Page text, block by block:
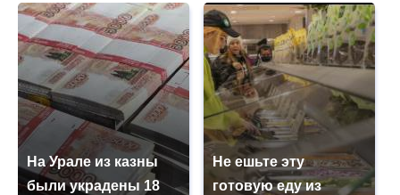
На Урале из казны
были украдены 18
Не ешьте эту
готовую еду из